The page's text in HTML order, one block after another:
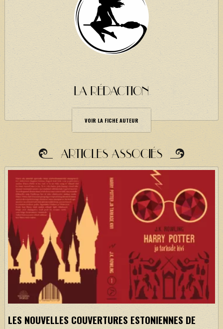
LA RÉDACTION
VOIR LA FICHE AUTEUR
ARTICLES ASSOCIÉS
LES NOUVELLES COUVERTURES ESTONIENNES DE